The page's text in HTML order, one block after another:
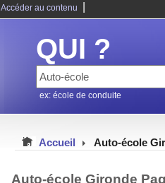
Accéder au contenu
QUI ?
ex: école de conduite
Accueil Auto-école
Auto-école Gironde